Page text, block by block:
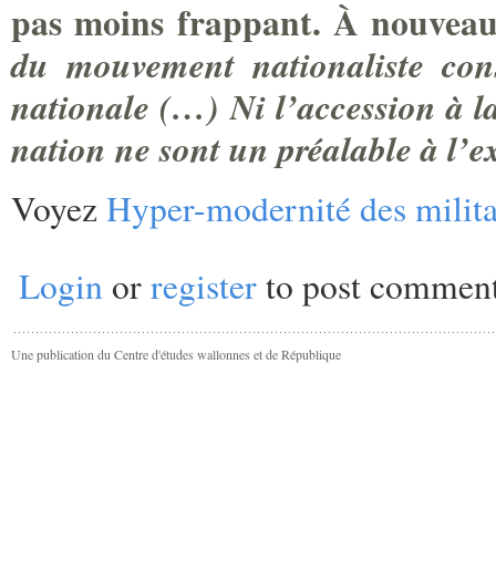
pas moins frappant. À
du mouvement nationaliste
nationale (…) Ni l’accession à
nation ne sont un préalable à
Voyez Hyper-modernité des
Loginorregisterto post
Une publication du Centre d'études wallonnes et de République